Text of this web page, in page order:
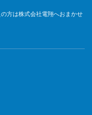
方は株式会社電翔へおまかせ